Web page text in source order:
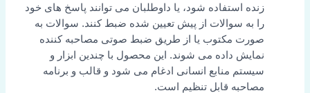
زنده استفاده شود، یا داوطلبان می توانند پاسخ های خود
را به سوالات از پیش تعیین شده ضبط کنند. سوالات به
صورت مکتوب یا از طریق ضبط صوتی مصاحبه کننده
نمایش داده می شوند. این محصول با چندین ابزار و
سیستم منابع انسانی ادغام می شود و قالب و برنامه
مصاحبه قابل تنظیم است.